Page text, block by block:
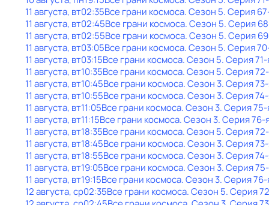
11 августа, вт02:35Все грани космоса. Сезон 5. Серия
11 августа, вт02:45Все грани космоса. Сезон 5. Серия
11 августа, вт02:55Все грани космоса. Сезон 5. Серия
11 августа, вт03:05Все грани космоса. Сезон 5. Серия
11 августа, вт03:15Все грани космоса. Сезон 5. Серия
11 августа, вт10:35Все грани космоса. Сезон 5. Серия
11 августа, вт10:45Все грани космоса. Сезон 3. Серия
11 августа, вт10:55Все грани космоса. Сезон 3. Серия
11 августа, вт11:05Все грани космоса. Сезон 3. Серия 75-
11 августа, вт11:15Все грани космоса. Сезон 3. Серия 76-
11 августа, вт18:35Все грани космоса. Сезон 5. Серия
11 августа, вт18:45Все грани космоса. Сезон 3. Серия
11 августа, вт18:55Все грани космоса. Сезон 3. Серия
11 августа, вт19:05Все грани космоса. Сезон 3. Серия
11 августа, вт19:15Все грани космоса. Сезон 3. Серия 76-
12 августа, ср02:35Все грани космоса. Сезон 5. Серия